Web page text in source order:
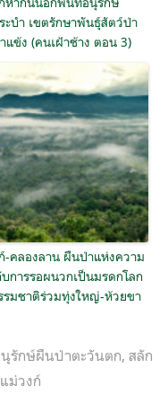
ะบำ เขตรักษาพันธุ์สัตว์ป่า
แข้ง (คนเฝ้าช้าง ตอน 3)
-คลองลาน ผืนป่าแห่งความ
การรอผนวกเป็นมรดกโลก
รมชาติร่วมทุ่งใหญ่-ห้วยขา
รักษ์ผืนป่าตะวันตก, สลัก
แม่วงก์